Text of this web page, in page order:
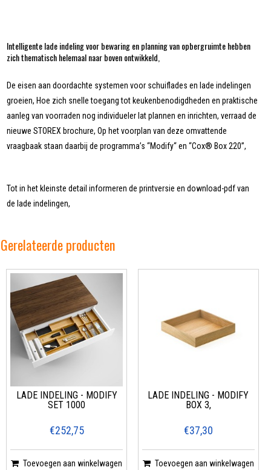
Intelligente lade indeling voor bewaring en planning van opbergruimte hebben
zich thematisch helemaal naar boven ontwikkeld,
De eisen aan doordachte systemen voor schuiflades en lade indelingen
groeien, Hoe zich snelle toegang tot keukenbenodigdheden en praktische
aanleg van voorraden nog individueler lat plannen en inrichten, verraad de
nieuwe STOREX brochure, Op het voorplan van deze omvattende
vraagbaak staan daarbij de programma’s “Modify“ en “Cox® Box 220”,
Tot in het kleinste detail informeren de printversie en download-pdf van
de lade indelingen,
Gerelateerde producten
LADE INDELING - MODIFY
SET 1000
€252,75
Toevoegen aan winkelwagen
LADE INDELING - MODIFY
BOX 3,
€37,30
Toevoegen aan winkelwagen